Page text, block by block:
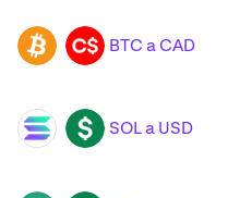
BTC CAD BTC a CAD
SOL USD SOL a USD